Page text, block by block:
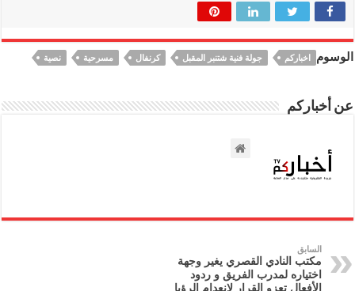
الوسوم اخباركم جولة فنية شتنبر المقبل كرنفال مسرحية نصية
عن أخباركم
السابق
مكتب النادي القصري يغير وجهة
اختياره لمدرب الفريق و ردود
الأفعال تعزو القرار لانعدام الرؤيا